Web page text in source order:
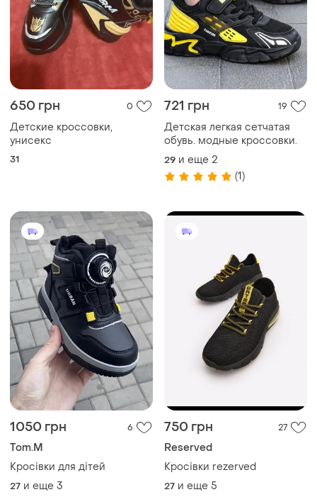
650 грн 0
Детские кроссовки,
унисекс
31
721 грн 19
Детская легкая сетчатая
обувь. модные кроссовки.
29 и еще 2
(1)
1050 грн 6
Tom.M
Кросівки для дітей
27 и еще 3
750 грн 27
Reserved
Кросівки rezerved
27 и еще 5